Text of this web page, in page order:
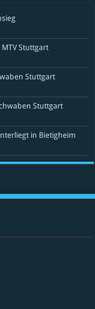
Stuttgart
Stuttgart
Stuttgart
in Bietigheim